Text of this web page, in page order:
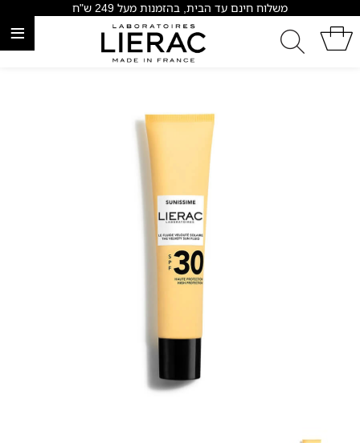
משלוח חינם עד הבית, בהזמנות מעל 249 ש"ח
≡